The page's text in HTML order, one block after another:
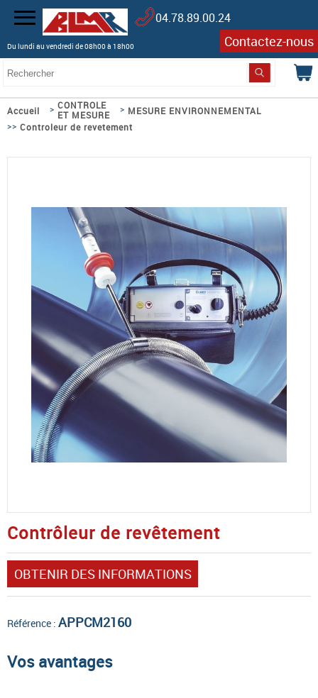
04.78.89.00.24
Du lundi au vendredi de 08h00 à 18h00 Contactez-nous
Accueil > CONTROLE
ET MESURE
> MESURE ENVIRONNEMENTAL
>> Controleur de revetement
Contrôleur de revêtement
OBTENIR DES INFORMATIONS
Référence : APPCM2160
Vos avantages